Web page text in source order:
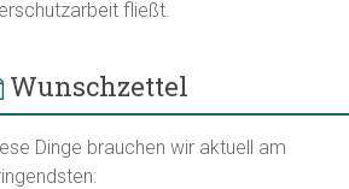
fließt.
Wunschzettel
Dinge brauchen wir aktuell am